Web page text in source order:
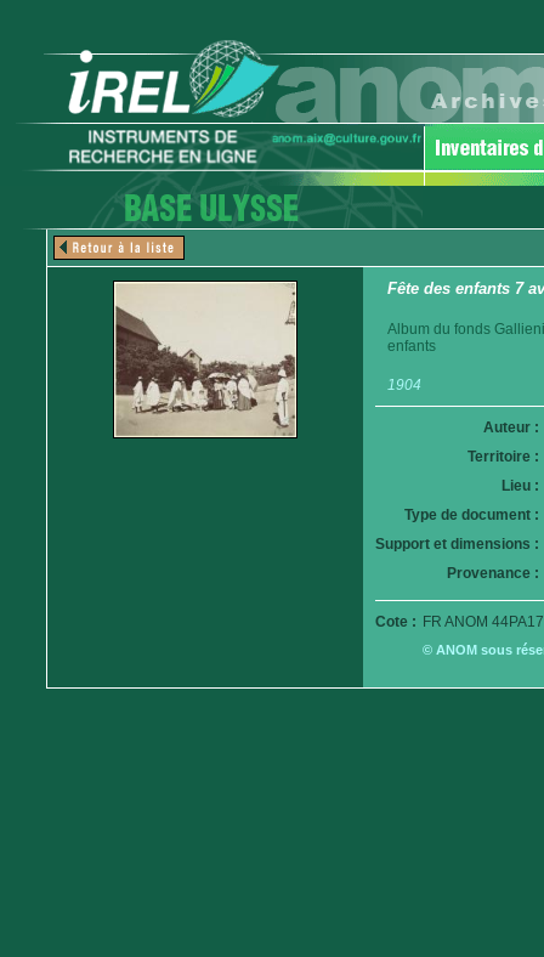
Fête des enfants 7
Album du fonds
enfants
1904
Auteur :
Territoire :
Lieu :
Type de document :
Support et dimensions :
Provenance :
Cote : FR ANOM
© ANOM sous